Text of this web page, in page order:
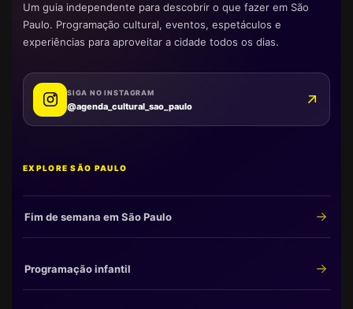
Um guia independente para descobrir o que fazer em São
Paulo. Programação cultural, eventos, espetáculos e
experiências para aproveitar a cidade todos os dias.
SIGA NO INSTAGRAM
@agenda_cultural_sao_paulo
EXPLORE SÃO PAULO
Fim de semana em São Paulo
Programação infantil